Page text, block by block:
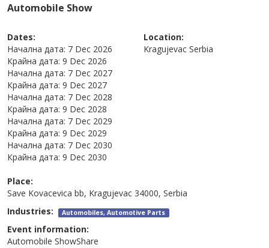
Automobile Show
Dates:
Начална дата: 7 Dec 2026
Крайна дата: 9 Dec 2026
Начална дата: 7 Dec 2027
Крайна дата: 9 Dec 2027
Начална дата: 7 Dec 2028
Крайна дата: 9 Dec 2028
Начална дата: 7 Dec 2029
Крайна дата: 9 Dec 2029
Начална дата: 7 Dec 2030
Крайна дата: 9 Dec 2030
Location:
Kragujevac Serbia
Place:
Save Kovacevica bb, Kragujevac 34000, Serbia
Industries: Automobiles, Automotive Parts
Event information:
Automobile ShowShare